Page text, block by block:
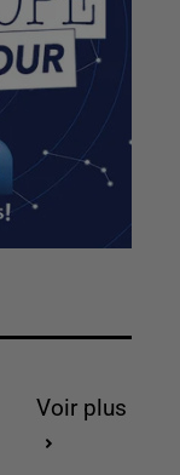
Voir plus